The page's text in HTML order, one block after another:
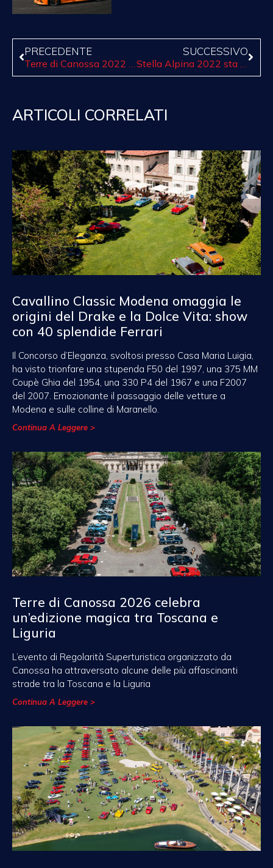
PRECEDENTE SUCCESSIVO
ARTICOLI CORRELATI
Cavallino Classic Modena omaggia le
origini del Drake e la Dolce Vita: show
con 40 splendide Ferrari
Il Concorso d’Eleganza, svoltosi presso Casa Maria Luigia,
ha visto trionfare una stupenda F50 del 1997, una 375 MM
Coupè Ghia del 1954, una 330 P4 del 1967 e una F2007
del 2007. Emozionante il passaggio delle vetture a
Modena e sulle colline di Maranello.
Continua A Leggere >
Terre di Canossa 2026 celebra
un’edizione magica tra Toscana e
Liguria
L’evento di Regolarità Superturistica organizzato da
Canossa ha attraversato alcune delle più affascinanti
strade tra la Toscana e la Liguria
Continua A Leggere >